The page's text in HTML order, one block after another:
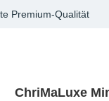
Premium-Qualität
ChriMaLuxe